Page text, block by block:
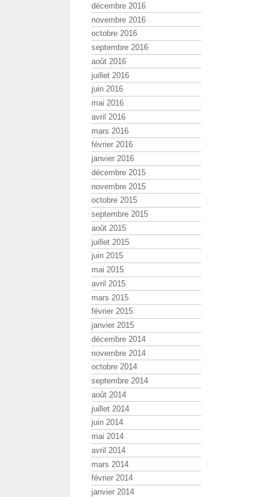
décembre 2016
novembre 2016
octobre 2016
septembre 2016
août 2016
juillet 2016
juin 2016
mai 2016
avril 2016
mars 2016
février 2016
janvier 2016
décembre 2015
novembre 2015
octobre 2015
septembre 2015
août 2015
juillet 2015
juin 2015
mai 2015
avril 2015
mars 2015
février 2015
janvier 2015
décembre 2014
novembre 2014
octobre 2014
septembre 2014
août 2014
juillet 2014
juin 2014
mai 2014
avril 2014
mars 2014
février 2014
janvier 2014